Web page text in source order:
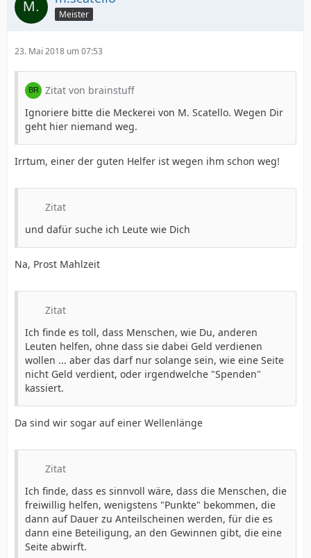
Meister
23. Mai 2018 um 07:53
Zitat von brainstuff
Ignoriere bitte die Meckerei von M. Scatello. Wegen Dir
geht hier niemand weg.
Irrtum, einer der guten Helfer ist wegen ihm schon weg!
Zitat
und dafür suche ich Leute wie Dich
Na, Prost Mahlzeit
Zitat
Ich finde es toll, dass Menschen, wie Du, anderen
Leuten helfen, ohne dass sie dabei Geld verdienen
wollen ... aber das darf nur solange sein, wie eine Seite
nicht Geld verdient, oder irgendwelche "Spenden"
kassiert.
Da sind wir sogar auf einer Wellenlänge
Zitat
Ich finde, dass es sinnvoll wäre, dass die Menschen, die
freiwillig helfen, wenigstens "Punkte" bekommen, die
dann auf Dauer zu Anteilscheinen werden, für die es
dann eine Beteiligung, an den Gewinnen gibt, die eine
Seite abwirft.